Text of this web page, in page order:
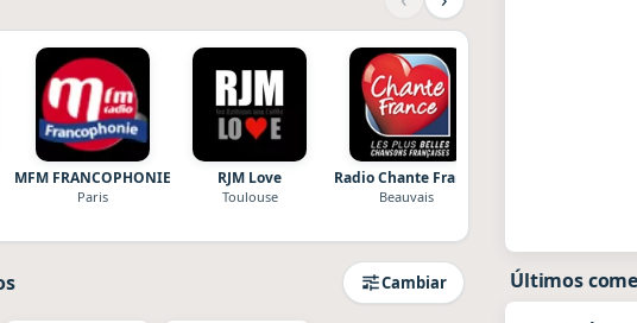
MFM FRANCOPHONIE
Paris
RJM Love
Toulouse
Radio Chante France
Beauvais
Cambiar Últimos